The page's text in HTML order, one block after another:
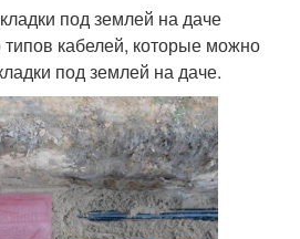
под землей на даче
кабелей, которые можно
под землей на даче.